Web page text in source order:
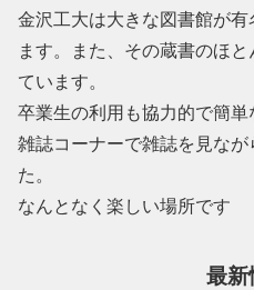
金沢工大は大きな図書館が
ます。また、その蔵書のほ
ています。
卒業生の利用も協力的で簡単
雑誌コーナーで雑誌を見な
た。
なんとなく楽しい場所です
最新